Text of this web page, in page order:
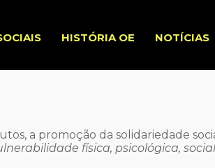
HISTÓRIA OE NOTÍCIAS
a promoção da solidariedade
física, psicológica,